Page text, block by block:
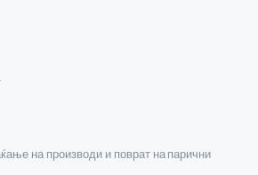
на производи и поврат на парични